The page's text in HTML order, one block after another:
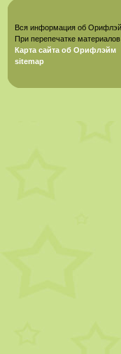
Вся информация об
При перепечатке
Карта сайта об Орифлэйм
sitemap